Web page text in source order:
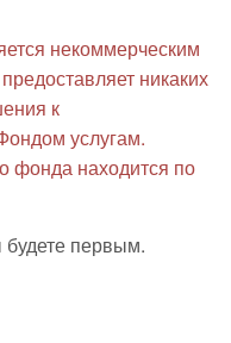
некоммерческим
никаких
к
услугам.
фонда находится по
первым.